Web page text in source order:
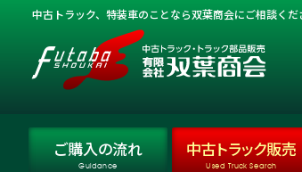
中古トラック、特装車のことなら双葉商会にご相談くだ
ご購入の流れ
Guidance
中古トラック販売
Used Truck Search